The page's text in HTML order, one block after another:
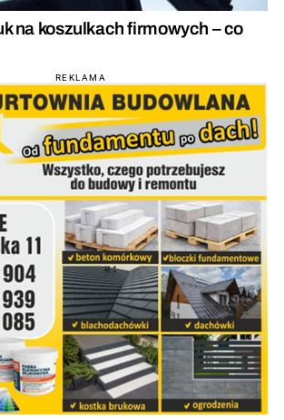
na koszulkach firmowych – co
REKLAMA